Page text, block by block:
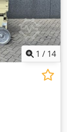
1 / 14